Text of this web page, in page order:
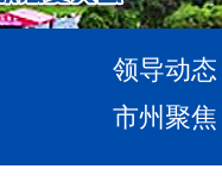
领导动态
市州聚焦